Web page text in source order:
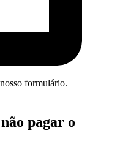
formulário.
pagar o